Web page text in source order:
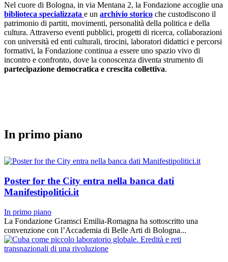
Nel cuore di Bologna, in via Mentana 2, la Fondazione accoglie una
biblioteca specializzata e un archivio storico che custodiscono il
patrimonio di partiti, movimenti, personalità della politica e della
cultura. Attraverso eventi pubblici, progetti di ricerca, collaborazioni
con università ed enti culturali, tirocini, laboratori didattici e percorsi
formativi, la Fondazione continua a essere uno spazio vivo di
incontro e confronto, dove la conoscenza diventa strumento di
partecipazione democratica e crescita collettiva.
In primo piano
Poster for the City entra nella banca dati
Manifestipolitici.it
In primo piano
La Fondazione Gramsci Emilia-Romagna ha sottoscritto una
convenzione con l’Accademia di Belle Arti di Bologna...